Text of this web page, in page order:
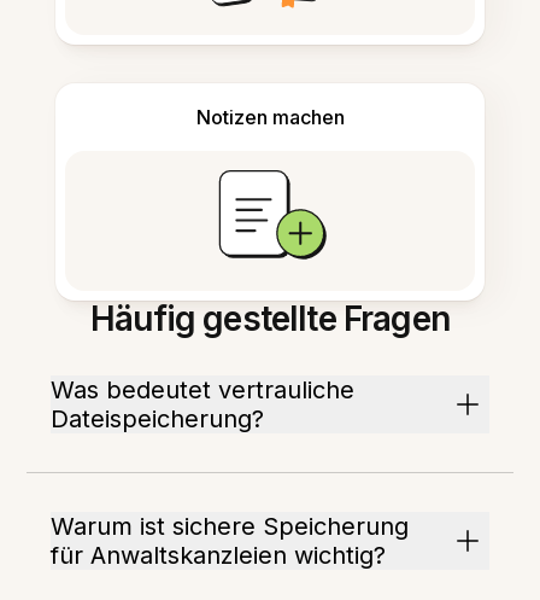
Notizen machen
Häufig gestellte Fragen
Was bedeutet vertrauliche
Dateispeicherung?
Warum ist sichere Speicherung
für Anwaltskanzleien wichtig?